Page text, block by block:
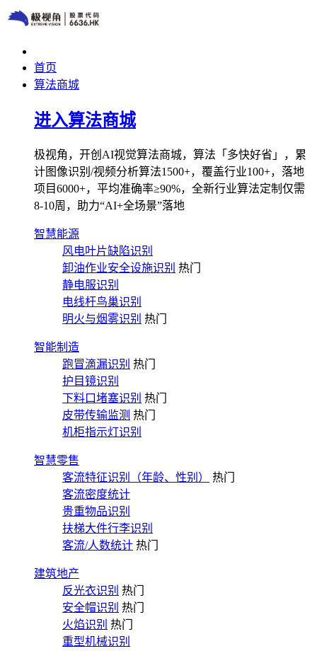
首页
算法商城
进入算法商城
极视角，开创AI视觉算法商城，算法「多快好省」，累
计图像识别/视频分析算法1500+，覆盖行业100+，落地
项目6000+，平均准确率≥90%，全新行业算法定制仅需
8-10周，助力“AI+全场景”落地
智慧能源
风电叶片缺陷识别
卸油作业安全设施识别 热门
静电服识别
电线杆鸟巢识别
明火与烟雾识别 热门
智能制造
跑冒滴漏识别 热门
护目镜识别
下料口堵塞识别 热门
皮带传输监测 热门
机柜指示灯识别
智慧零售
客流特征识别（年龄、性别）
热门
客流密度统计
贵重物品识别
扶梯大件行李识别
客流/人数统计 热门
建筑地产
反光衣识别 热门
安全帽识别 热门
火焰识别 热门
重型机械识别